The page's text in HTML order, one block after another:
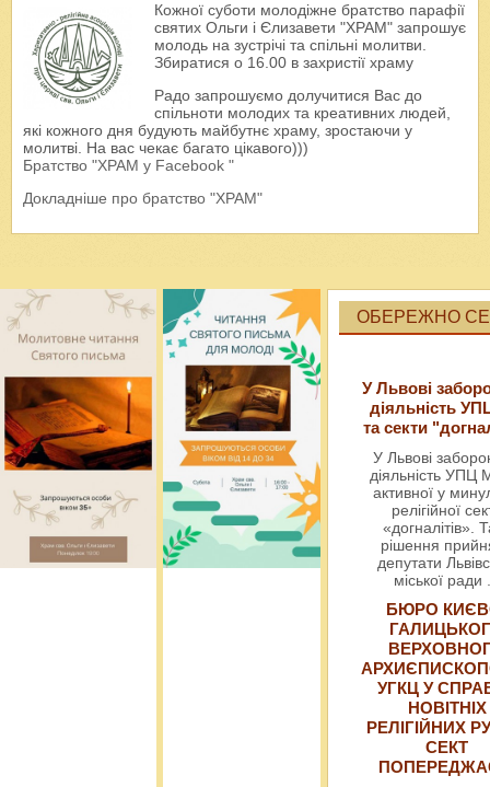
Кожної суботи молодіжне братство парафії
святих Ольги і Єлизавети "ХРАМ" запрошує
молодь на зустрічі та спільні молитви.
Збиратися о 16.00 в захристії храму
Радо запрошуємо долучитися Вас до
спільноти молодих та креативних людей,
які кожного дня будують майбутнє храму, зростаючи у
молитві. На вас чекає багато цікавого)))
Братство "ХРАМ у Facebook "
Докладніше про братство "ХРАМ"
ОБЕРЕЖНО
У Львові
діяльність
та секти
У Львові
діяльність УПЦ
активної у
релігійної
«догналітів».
рішення
депутати
міської ради
БЮРО
УГКЦ У
НОВІТНІХ
РЕЛІГІЙНИХ
СЕКТ